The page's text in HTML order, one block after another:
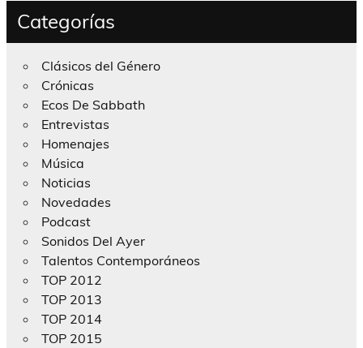
Categorías
Clásicos del Género
Crónicas
Ecos De Sabbath
Entrevistas
Homenajes
Música
Noticias
Novedades
Podcast
Sonidos Del Ayer
Talentos Contemporáneos
TOP 2012
TOP 2013
TOP 2014
TOP 2015